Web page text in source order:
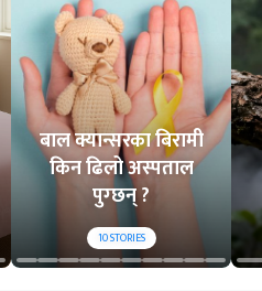
बाल क्यान्सरका बिरामी
किन ढिलो अस्पताल
पुग्छन् ?
10STORIES